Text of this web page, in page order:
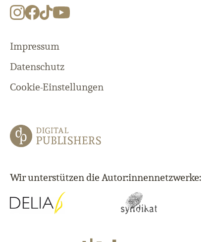
Impressum
Datenschutz
Cookie-Einstellungen
Wir unterstützen die Autor:innennetzwerke: